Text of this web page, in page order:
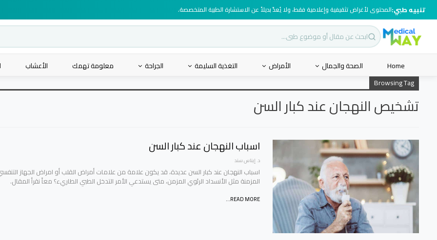
تنبيه طبي:المحتوى لأغراض تثقيفية وإعلامية فقط، ولا يُعدّ بديلاً عن الاستشارة الطبية المتخصصة.
Home الصحة والجمال الأمراض التغذية السليمة الجراحة معلومة تهمك الأعشاب
Browsing Tag
تشخيص النهجان عند كبار السن
اسباب النهجان عند كبار السن
د. إيناس سند
اسباب النهجان عند كبار السن عديدة، قد يكون علامة من علامات أمراض القلب أو امراض الجهاز
المزمنة مثل الأنسداد الرئوي المزمن، متى يستدعي الأمر التدخل الطبي الطاريء؟ معاً نقرأ المقال.
READ MORE...